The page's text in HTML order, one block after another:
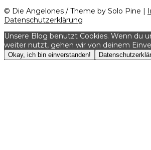
© Die Angelones / Theme by Solo Pine |
Datenschutzerklärung
Unsere Blog benutzt Cookies. Wenn du
weiter nutzt, gehen wir von deinem
Okay, ich bin einverstanden!